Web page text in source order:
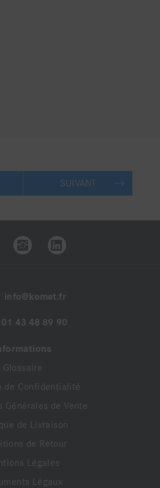
SUIVANT
info@komet.fr
01 43 48 89 90
Glossaire
de Confidentialité
Générales de Vente
de Livraison
de Retour
Légales
Légaux